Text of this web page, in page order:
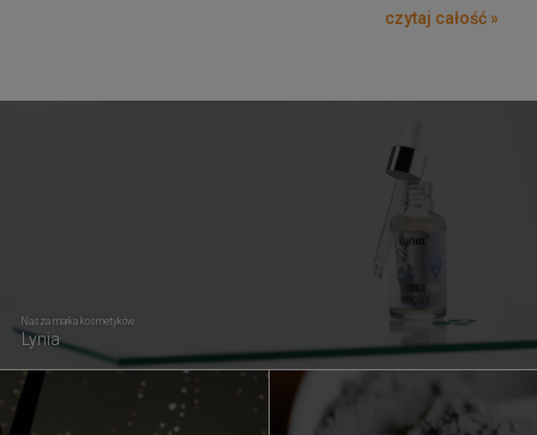
czytaj całość »
Nasza marka kosmetyków
Lynia